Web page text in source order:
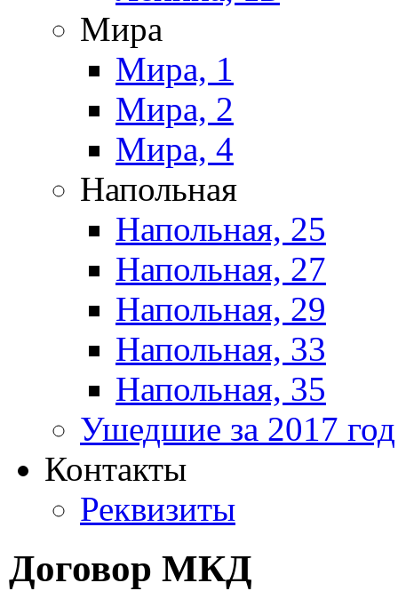
Мира
Мира, 1
Мира, 2
Мира, 4
Напольная
Напольная, 25
Напольная, 27
Напольная, 29
Напольная, 33
Напольная, 35
Ушедшие за 2017 год
Контакты
Реквизиты
Договор МКД